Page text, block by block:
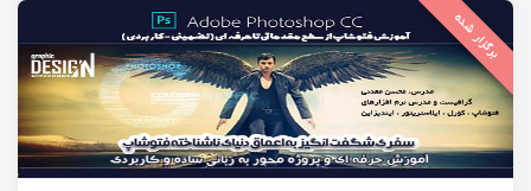
برگزار شده